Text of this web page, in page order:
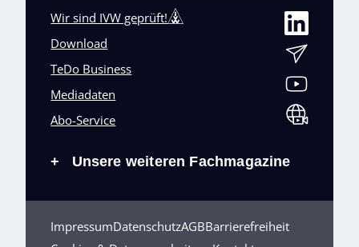
Wir sind IVW geprüft!
Download
TeDo Business
Mediadaten
Abo-Service
+ Unsere weiteren Fachmagazine
ImpressumDatenschutzAGBBarrierefreiheit